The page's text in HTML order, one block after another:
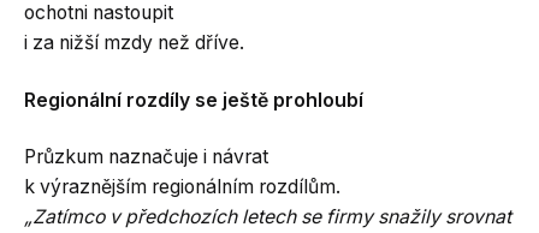
ochotni nastoupit
i za nižší mzdy než dříve.
Regionální rozdíly se ještě prohloubí
Průzkum naznačuje i návrat
k výraznějším regionálním rozdílům.
„Zatímco v předchozích letech se firmy snažily srovnat